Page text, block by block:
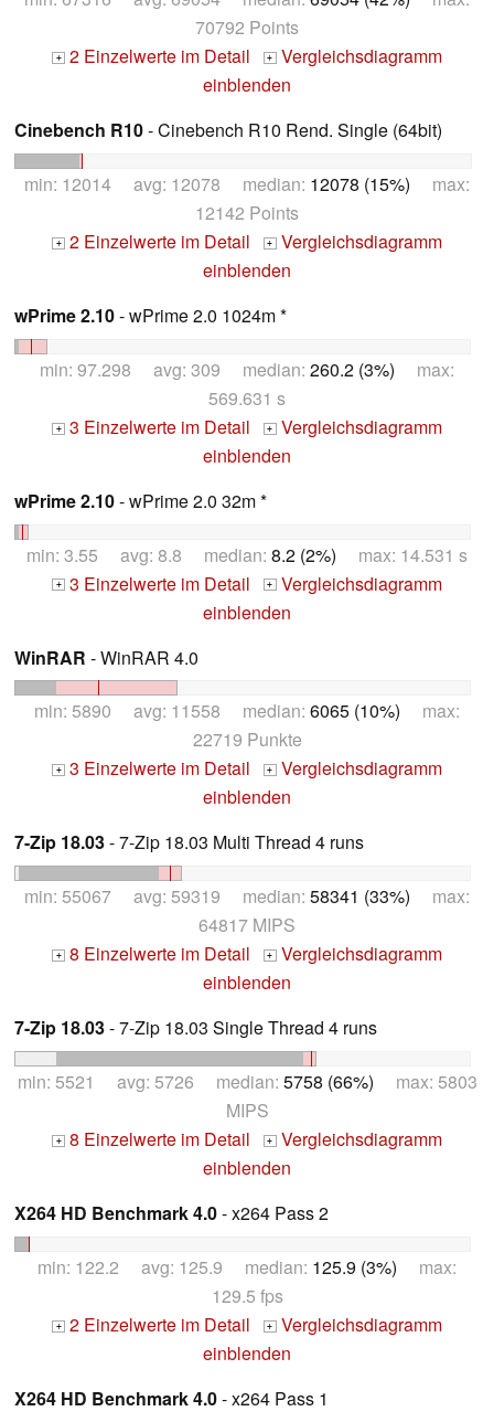
70792 Points
+ 2 Einzelwerte im Detail + Vergleichsdiagramm
einblenden
Cinebench R10- Cinebench R10 Rend. Single (64bit)
min: 12014 avg: 12078 median: 12078 (15%) max:
12142 Points
+ 2 Einzelwerte im Detail + Vergleichsdiagramm
einblenden
wPrime 2.10- wPrime 2.0 1024m *
min: 97.298 avg: 309 median: 260.2 (3%) max:
569.631 s
+ 3 Einzelwerte im Detail + Vergleichsdiagramm
einblenden
wPrime 2.10- wPrime 2.0 32m *
min: 3.55 avg: 8.8 median: 8.2 (2%) max: 14.531 s
+ 3 Einzelwerte im Detail + Vergleichsdiagramm
einblenden
WinRAR - WinRAR 4.0
min: 5890 avg: 11558 median: 6065 (10%) max:
22719 Punkte
+ 3 Einzelwerte im Detail + Vergleichsdiagramm
einblenden
7-Zip 18.03- 7-Zip 18.03 Multi Thread 4 runs
min: 55067 avg: 59319 median: 58341 (33%) max:
64817 MIPS
+ 8 Einzelwerte im Detail + Vergleichsdiagramm
einblenden
7-Zip 18.03- 7-Zip 18.03 Single Thread 4 runs
min: 5521 avg: 5726 median: 5758 (66%) max: 5803
MIPS
+ 8 Einzelwerte im Detail + Vergleichsdiagramm
einblenden
X264 HD Benchmark 4.0- x264 Pass 2
min: 122.2 avg: 125.9 median: 125.9 (3%) max:
129.5 fps
+ 2 Einzelwerte im Detail + Vergleichsdiagramm
einblenden
X264 HD Benchmark 4.0- x264 Pass 1